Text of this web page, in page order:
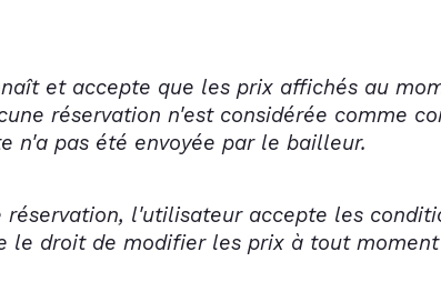
et accepte que les prix affichés au
réservation n'est considérée comme
n'a pas été envoyée par le bailleur.
réservation, l'utilisateur accepte les
le droit de modifier les prix à tout